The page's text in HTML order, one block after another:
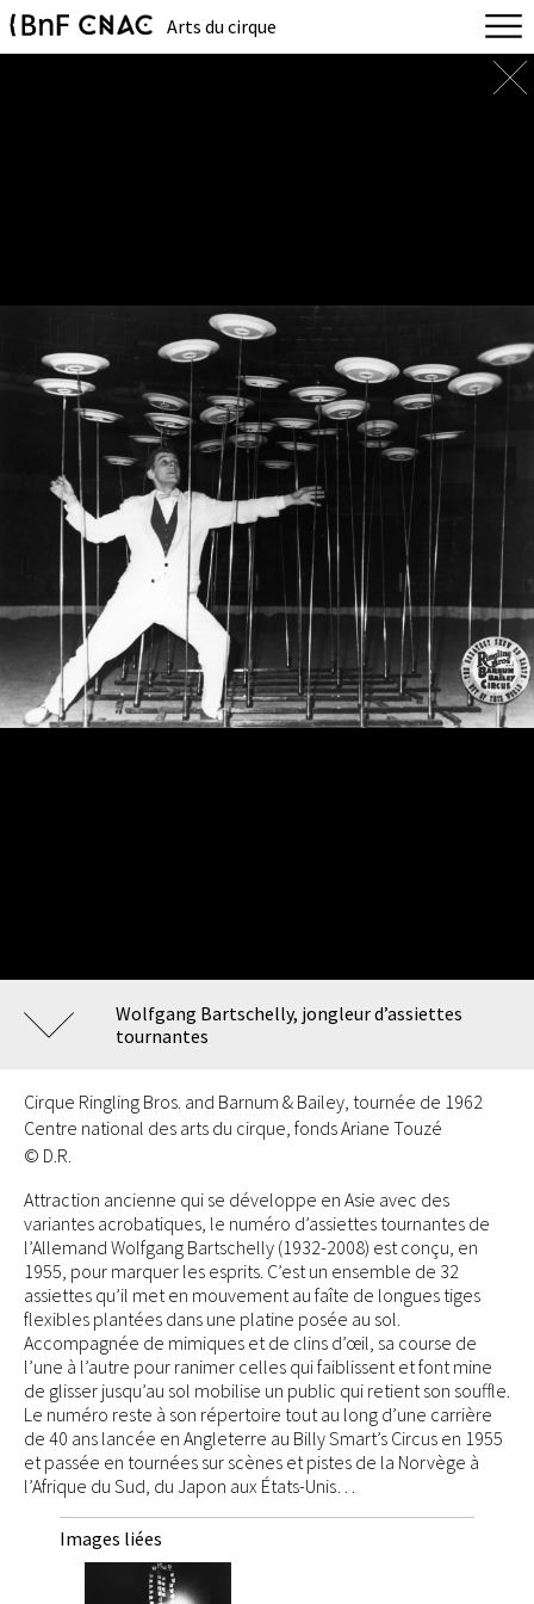
Arts du cirque
Wolfgang Bartschelly, jongleur d’assiettes
tournantes
Cirque Ringling Bros. and Barnum & Bailey, tournée de 1962
Centre national des arts du cirque, fonds Ariane Touzé
© D.R.
Attraction ancienne qui se développe en Asie avec des
variantes acrobatiques, le numéro d’assiettes tournantes de
l’Allemand Wolfgang Bartschelly (1932-2008) est conçu, en
1955, pour marquer les esprits. C’est un ensemble de 32
assiettes qu’il met en mouvement au faîte de longues tiges
flexibles plantées dans une platine posée au sol.
Accompagnée de mimiques et de clins d’œil, sa course de
l’une à l’autre pour ranimer celles qui faiblissent et font mine
de glisser jusqu’au sol mobilise un public qui retient son souffle.
Le numéro reste à son répertoire tout au long d’une carrière
de 40 ans lancée en Angleterre au Billy Smart’s Circus en 1955
et passée en tournées sur scènes et pistes de la Norvège à
l’Afrique du Sud, du Japon aux États-Unis…
Images liées